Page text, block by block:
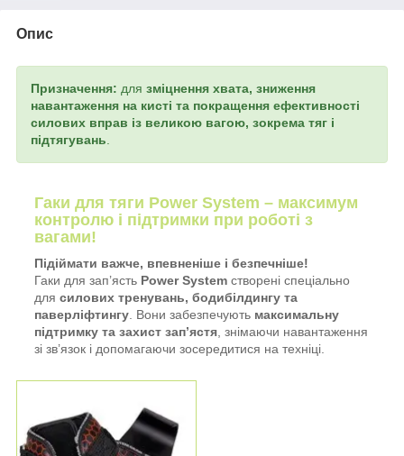
Опис
Призначення: для зміцнення хвата, зниження
навантаження на кисті та покращення ефективності
силових вправ із великою вагою, зокрема тяг і
підтягувань
Гаки для тяги Power System – максимум
контролю і підтримки при роботі з
вагами!
Підіймати важче, впевненіше і безпечніше!
Гаки для зап’ясть Power System створені спеціально
для силових тренувань, бодибілдингу та
паверліфтингу . Вони забезпечують максимальну
підтримку та захист зап’ястя , знімаючи навантаження
зі зв’язок і допомагаючи зосередитися на техніці.